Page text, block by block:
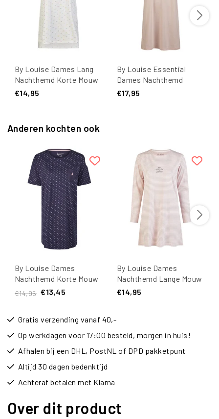
By Louise Dames Lang
Nachthemd Korte Mouw
Wit Hartjes Confetti
€14,95
By Louise Essential
Dames Nachthemd
Korte Mouw Gestreept
€17,95
Anderen kochten ook
By Louise Dames
Nachthemd Korte Mouw
Blauw Gestipt
€14,95 €13,45
By Louise Dames
Nachthemd Lange Mouw
Katoen Roze/Wit
€14,95
Gratis verzending vanaf 40,-
Op werkdagen voor 17:00 besteld, morgen in huis!
Afhalen bij een DHL, PostNL of DPD pakketpunt
Altijd 30 dagen bedenktijd
Achteraf betalen met Klarna
Over dit product